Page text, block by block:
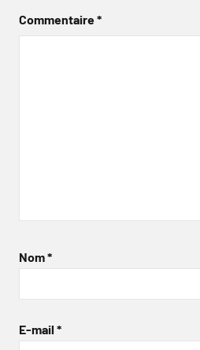
Commentaire*
Nom*
E-mail *